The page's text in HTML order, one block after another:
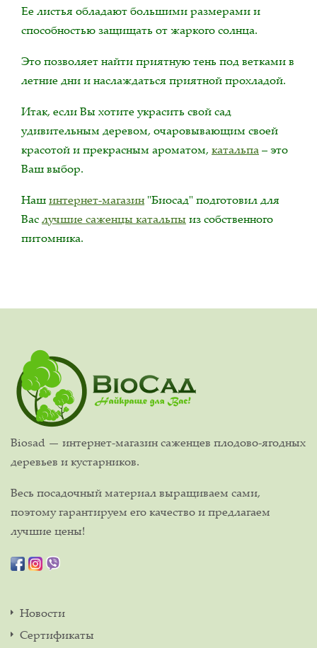
Ее листья обладают большими размерами и
способностью защищать от жаркого солнца.
Это позволяет найти приятную тень под ветками в
летние дни и наслаждаться приятной прохладой.
Итак, если Вы хотите украсить свой сад
удивительным деревом, очаровывающим своей
красотой и прекрасным ароматом, катальпа– это
Ваш выбор.
Нашинтернет-магазин "Биосад" подготовил для
Васлучшие саженцы катальпы из собственного
питомника.
Biosad — интернет-магазин саженцев плодово-ягодных
деревьев и кустарников.
Весь посадочный материал выращиваем сами,
поэтому гарантируем его качество и предлагаем
лучшие цены!
Новости
Сертификаты